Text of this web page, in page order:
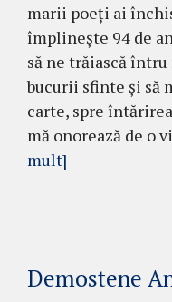
marii poeți ai
împlinește 94 de
să ne trăiască
bucurii sfinte și să
carte, spre
mă onorează de o
mult]
Demostene